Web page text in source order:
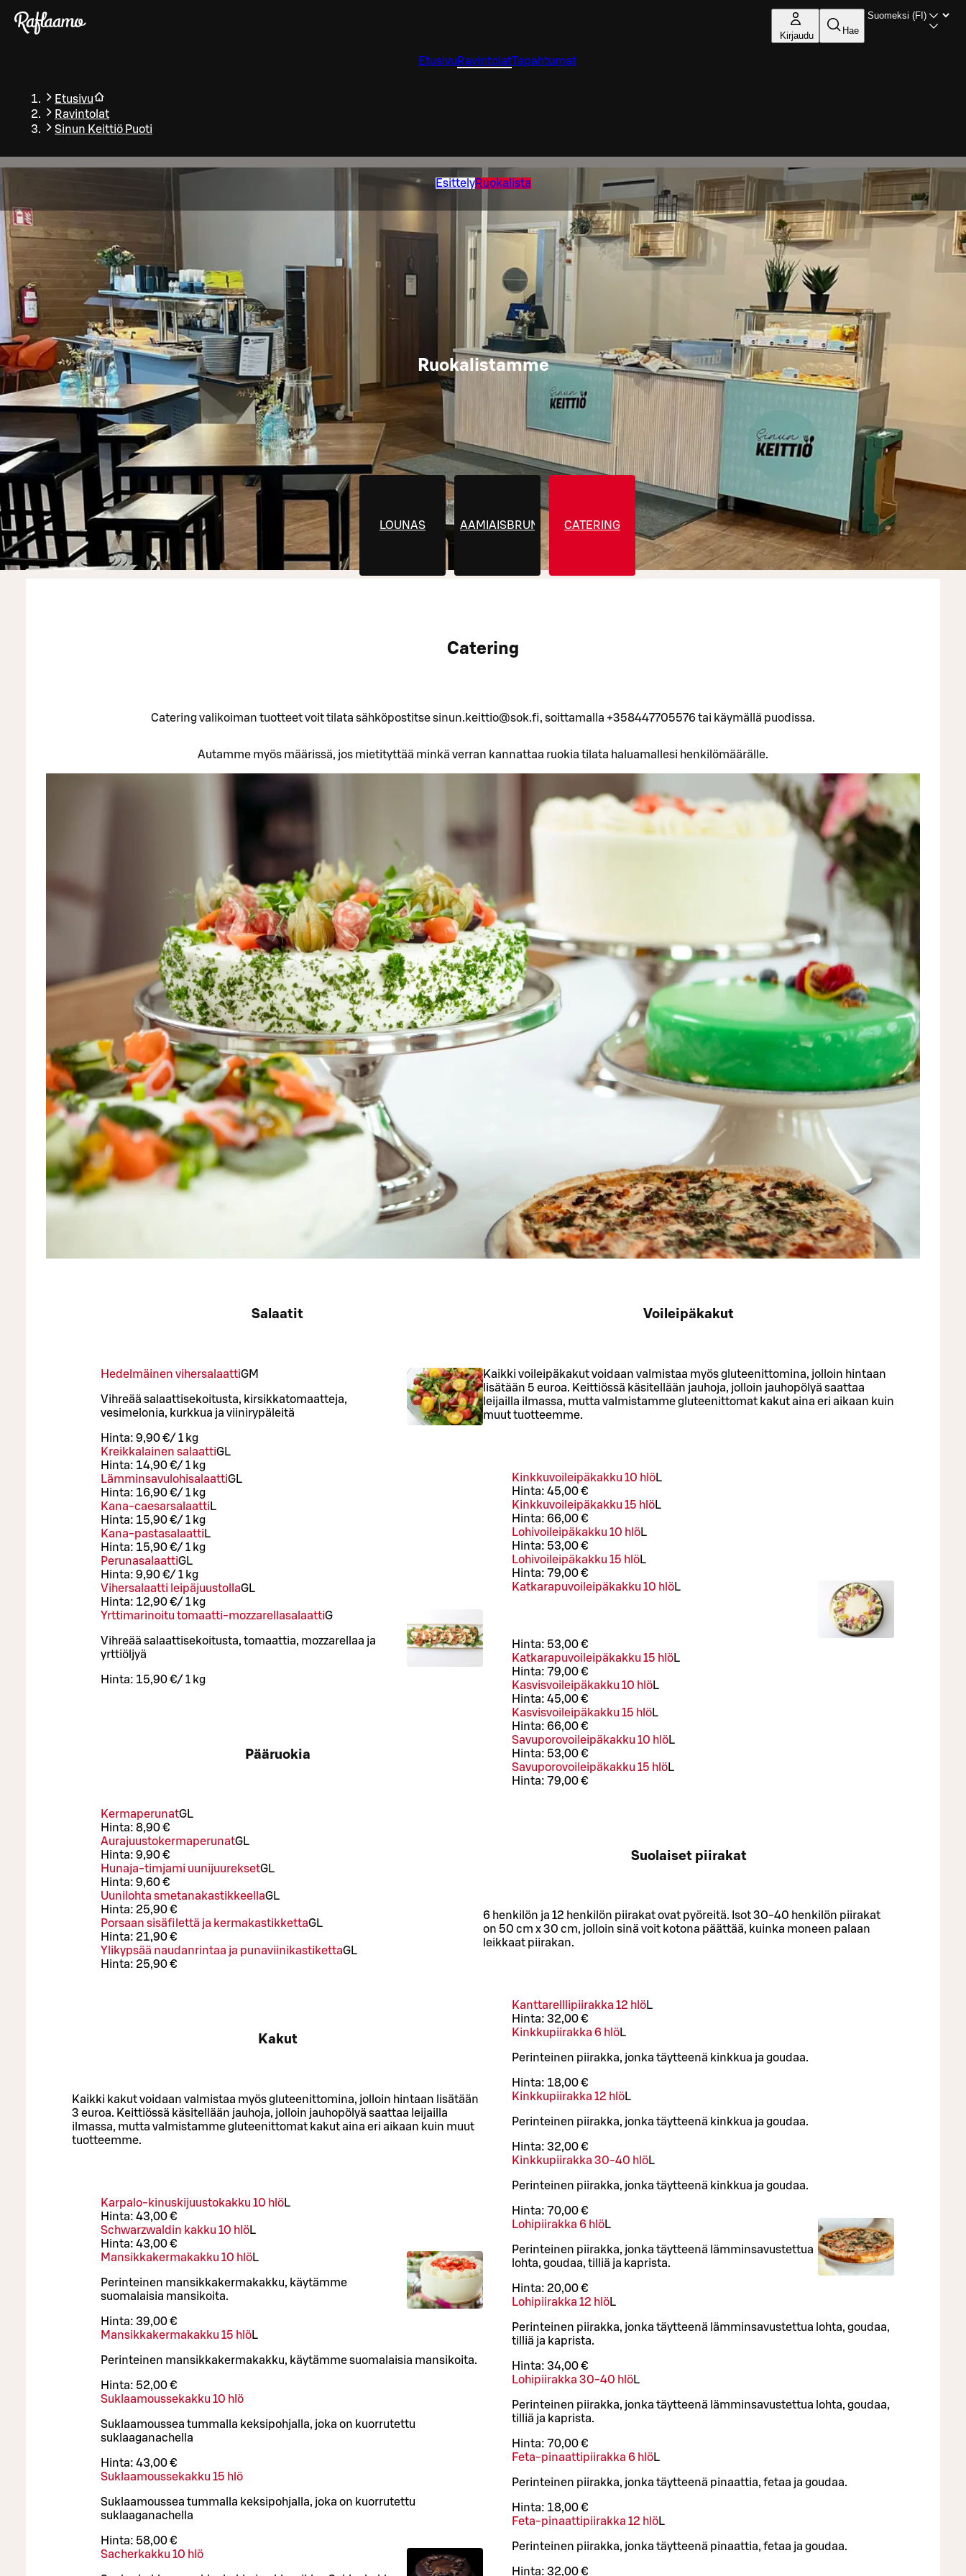
Siirry pääsisältöön
Kirjaudu Hae
Etusivu RavintolatTapahtumat
Etusivu
Ravintolat
Sinun Keittiö Puoti
EsittelyRuokalista
Ruokalistamme
LOUNAS AAMIAISBRUNSSI CATERING
Catering
Catering valikoiman tuotteet voit tilata sähköpostitse sinun.keittio@sok.fi, soittamalla +358447705576 tai käymällä puodissa.
Autamme myös määrissä, jos mietityttää minkä verran kannattaa ruokia tilata haluamallesi henkilömäärälle.
Salaatit
Hedelmäinen vihersalaattiGM
Vihreää salaattisekoitusta, kirsikkatomaatteja,
vesimelonia, kurkkua ja viinirypäleitä
Hinta: 9,90 €/ 1 kg
Kreikkalainen salaattiGL
Hinta: 14,90 €/ 1 kg
LämminsavulohisalaattiGL
Hinta: 16,90 €/ 1 kg
Kana-caesarsalaatti L
Hinta: 15,90 €/ 1 kg
Kana-pastasalaatti L
Hinta: 15,90 €/ 1 kg
PerunasalaattiGL
Hinta: 9,90 €/ 1 kg
Vihersalaatti leipäjuustollaGL
Hinta: 12,90 €/ 1 kg
Yrttimarinoitu tomaatti-mozzarellasalaattiG
Vihreää salaattisekoitusta, tomaattia, mozzarellaa ja
yrttiöljyä
Hinta: 15,90 €/ 1 kg
Pääruokia
KermaperunatGL
Hinta: 8,90 €
AurajuustokermaperunatGL
Hinta: 9,90 €
Hunaja-timjami uunijuureksetGL
Hinta: 9,60 €
Uunilohta smetanakastikkeellaGL
Hinta: 25,90 €
Porsaan sisäfilettä ja kermakastikkettaGL
Hinta: 21,90 €
Ylikypsää naudanrintaa ja punaviinikastikettaGL
Hinta: 25,90 €
Kakut
Kaikki kakut voidaan valmistaa myös gluteenittomina, jolloin hintaan lisätään
3 euroa. Keittiössä käsitellään jauhoja, jolloin jauhopölyä saattaa leijailla
ilmassa, mutta valmistamme gluteenittomat kakut aina eri aikaan kuin muut
tuotteemme.
Karpalo-kinuskijuustokakku 10 hlöL
Hinta: 43,00 €
Schwarzwaldin kakku 10 hlöL
Hinta: 43,00 €
Mansikkakermakakku 10 hlöL
Perinteinen mansikkakermakakku, käytämme
suomalaisia mansikoita.
Hinta: 39,00 €
Mansikkakermakakku 15 hlöL
Perinteinen mansikkakermakakku, käytämme suomalaisia mansikoita.
Hinta: 52,00 €
Suklaamoussekakku 10 hlö
Suklaamoussea tummalla keksipohjalla, joka on kuorrutettu
suklaaganachella
Hinta: 43,00 €
Suklaamoussekakku 15 hlö
Suklaamoussea tummalla keksipohjalla, joka on kuorrutettu
suklaaganachella
Hinta: 58,00 €
Sacherkakku 10 hlö
Voileipäkakut
Kaikki voileipäkakut voidaan valmistaa myös gluteenittomina, jolloin hintaan
lisätään 5 euroa. Keittiössä käsitellään jauhoja, jolloin jauhopölyä saattaa
leijailla ilmassa, mutta valmistamme gluteenittomat kakut aina eri aikaan kuin
muut tuotteemme.
Kinkkuvoileipäkakku 10 hlöL
Hinta: 45,00 €
Kinkkuvoileipäkakku 15 hlöL
Hinta: 66,00 €
Lohivoileipäkakku 10 hlöL
Hinta: 53,00 €
Lohivoileipäkakku 15 hlöL
Hinta: 79,00 €
Katkarapuvoileipäkakku 10 hlöL
Hinta: 53,00 €
Katkarapuvoileipäkakku 15 hlöL
Hinta: 79,00 €
Kasvisvoileipäkakku 10 hlöL
Hinta: 45,00 €
Kasvisvoileipäkakku 15 hlöL
Hinta: 66,00 €
Savuporovoileipäkakku 10 hlöL
Hinta: 53,00 €
Savuporovoileipäkakku 15 hlöL
Hinta: 79,00 €
Suolaiset piirakat
6 henkilön ja 12 henkilön piirakat ovat pyöreitä. Isot 30-40 henkilön piirakat
on 50 cm x 30 cm, jolloin sinä voit kotona päättää, kuinka moneen palaan
leikkaat piirakan.
Kanttarelllipiirakka 12 hlöL
Hinta: 32,00 €
Kinkkupiirakka 6 hlöL
Perinteinen piirakka, jonka täytteenä kinkkua ja goudaa.
Hinta: 18,00 €
Kinkkupiirakka 12 hlöL
Perinteinen piirakka, jonka täytteenä kinkkua ja goudaa.
Hinta: 32,00 €
Kinkkupiirakka 30-40 hlöL
Perinteinen piirakka, jonka täytteenä kinkkua ja goudaa.
Hinta: 70,00 €
Lohipiirakka 6 hlöL
Perinteinen piirakka, jonka täytteenä lämminsavustettua
lohta, goudaa, tilliä ja kaprista.
Hinta: 20,00 €
Lohipiirakka 12 hlöL
Perinteinen piirakka, jonka täytteenä lämminsavustettua lohta, goudaa,
tilliä ja kaprista.
Hinta: 34,00 €
Lohipiirakka 30-40 hlöL
Perinteinen piirakka, jonka täytteenä lämminsavustettua lohta, goudaa,
tilliä ja kaprista.
Hinta: 70,00 €
Feta-pinaattipiirakka 6 hlöL
Perinteinen piirakka, jonka täytteenä pinaattia, fetaa ja goudaa.
Hinta: 18,00 €
Feta-pinaattipiirakka 12 hlöL
Perinteinen piirakka, jonka täytteenä pinaattia, fetaa ja goudaa.
Hinta: 32,00 €